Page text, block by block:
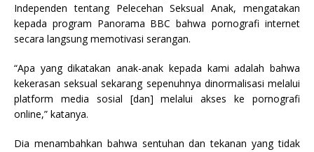
Independen tentang Pelecehan Seksual Anak, mengatakan
kepada program Panorama BBC bahwa pornografi internet
secara langsung memotivasi serangan.
“Apa yang dikatakan anak-anak kepada kami adalah bahwa
kekerasan seksual sekarang sepenuhnya dinormalisasi melalui
platform media sosial [dan] melalui akses ke pornografi
online,” katanya.
Dia menambahkan bahwa sentuhan dan tekanan yang tidak